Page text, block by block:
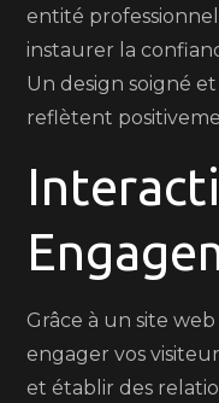
entité
instaurer la
Un design soigné
reflètent
Grâce à un site
engager vos
et établir des